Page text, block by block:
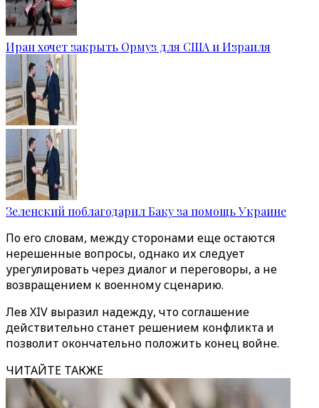
Иран хочет закрыть Ормуз для США и Израиля
Зеленский поблагодарил Баку за помощь Украине
По его словам, между сторонами еще остаются
нерешенные вопросы, однако их следует
урегулировать через диалог и переговоры, а не
возвращением к военному сценарию.
Лев XIV выразил надежду, что соглашение
действительно станет решением конфликта и
позволит окончательно положить конец войне.
ЧИТАЙТЕ ТАКЖЕ